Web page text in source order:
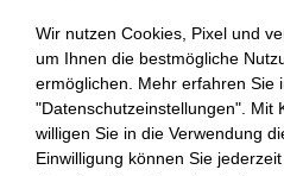
Wir nutzen Cookies, Pixel und
um Ihnen die bestmögliche
ermöglichen. Mehr erfahren Sie
"Datenschutzeinstellungen". Mit
willigen Sie in die Verwendung
Einwilligung können Sie